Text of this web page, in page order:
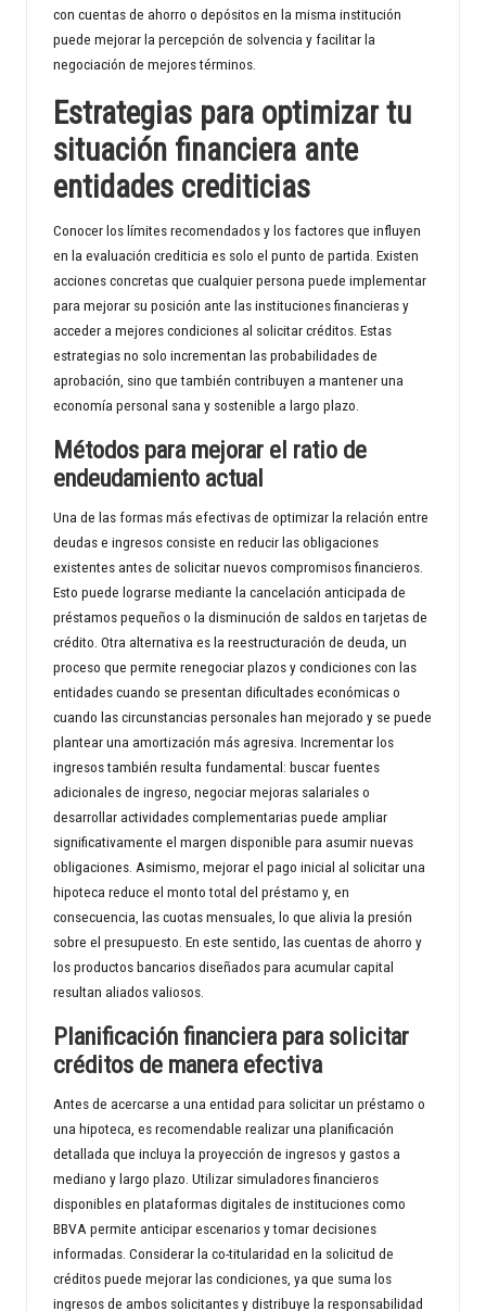
con cuentas de ahorro o depósitos en la misma institución
puede mejorar la percepción de solvencia y facilitar la
negociación de mejores términos.
Estrategias para optimizar tu
situación financiera ante
entidades crediticias
Conocer los límites recomendados y los factores que influyen
en la evaluación crediticia es solo el punto de partida. Existen
acciones concretas que cualquier persona puede implementar
para mejorar su posición ante las instituciones financieras y
acceder a mejores condiciones al solicitar créditos. Estas
estrategias no solo incrementan las probabilidades de
aprobación, sino que también contribuyen a mantener una
economía personal sana y sostenible a largo plazo.
Métodos para mejorar el ratio de
endeudamiento actual
Una de las formas más efectivas de optimizar la relación entre
deudas e ingresos consiste en reducir las obligaciones
existentes antes de solicitar nuevos compromisos financieros.
Esto puede lograrse mediante la cancelación anticipada de
préstamos pequeños o la disminución de saldos en tarjetas de
crédito. Otra alternativa es la reestructuración de deuda, un
proceso que permite renegociar plazos y condiciones con las
entidades cuando se presentan dificultades económicas o
cuando las circunstancias personales han mejorado y se puede
plantear una amortización más agresiva. Incrementar los
ingresos también resulta fundamental: buscar fuentes
adicionales de ingreso, negociar mejoras salariales o
desarrollar actividades complementarias puede ampliar
significativamente el margen disponible para asumir nuevas
obligaciones. Asimismo, mejorar el pago inicial al solicitar una
hipoteca reduce el monto total del préstamo y, en
consecuencia, las cuotas mensuales, lo que alivia la presión
sobre el presupuesto. En este sentido, las cuentas de ahorro y
los productos bancarios diseñados para acumular capital
resultan aliados valiosos.
Planificación financiera para solicitar
créditos de manera efectiva
Antes de acercarse a una entidad para solicitar un préstamo o
una hipoteca, es recomendable realizar una planificación
detallada que incluya la proyección de ingresos y gastos a
mediano y largo plazo. Utilizar simuladores financieros
disponibles en plataformas digitales de instituciones como
BBVA permite anticipar escenarios y tomar decisiones
informadas. Considerar la co-titularidad en la solicitud de
créditos puede mejorar las condiciones, ya que suma los
ingresos de ambos solicitantes y distribuye la responsabilidad